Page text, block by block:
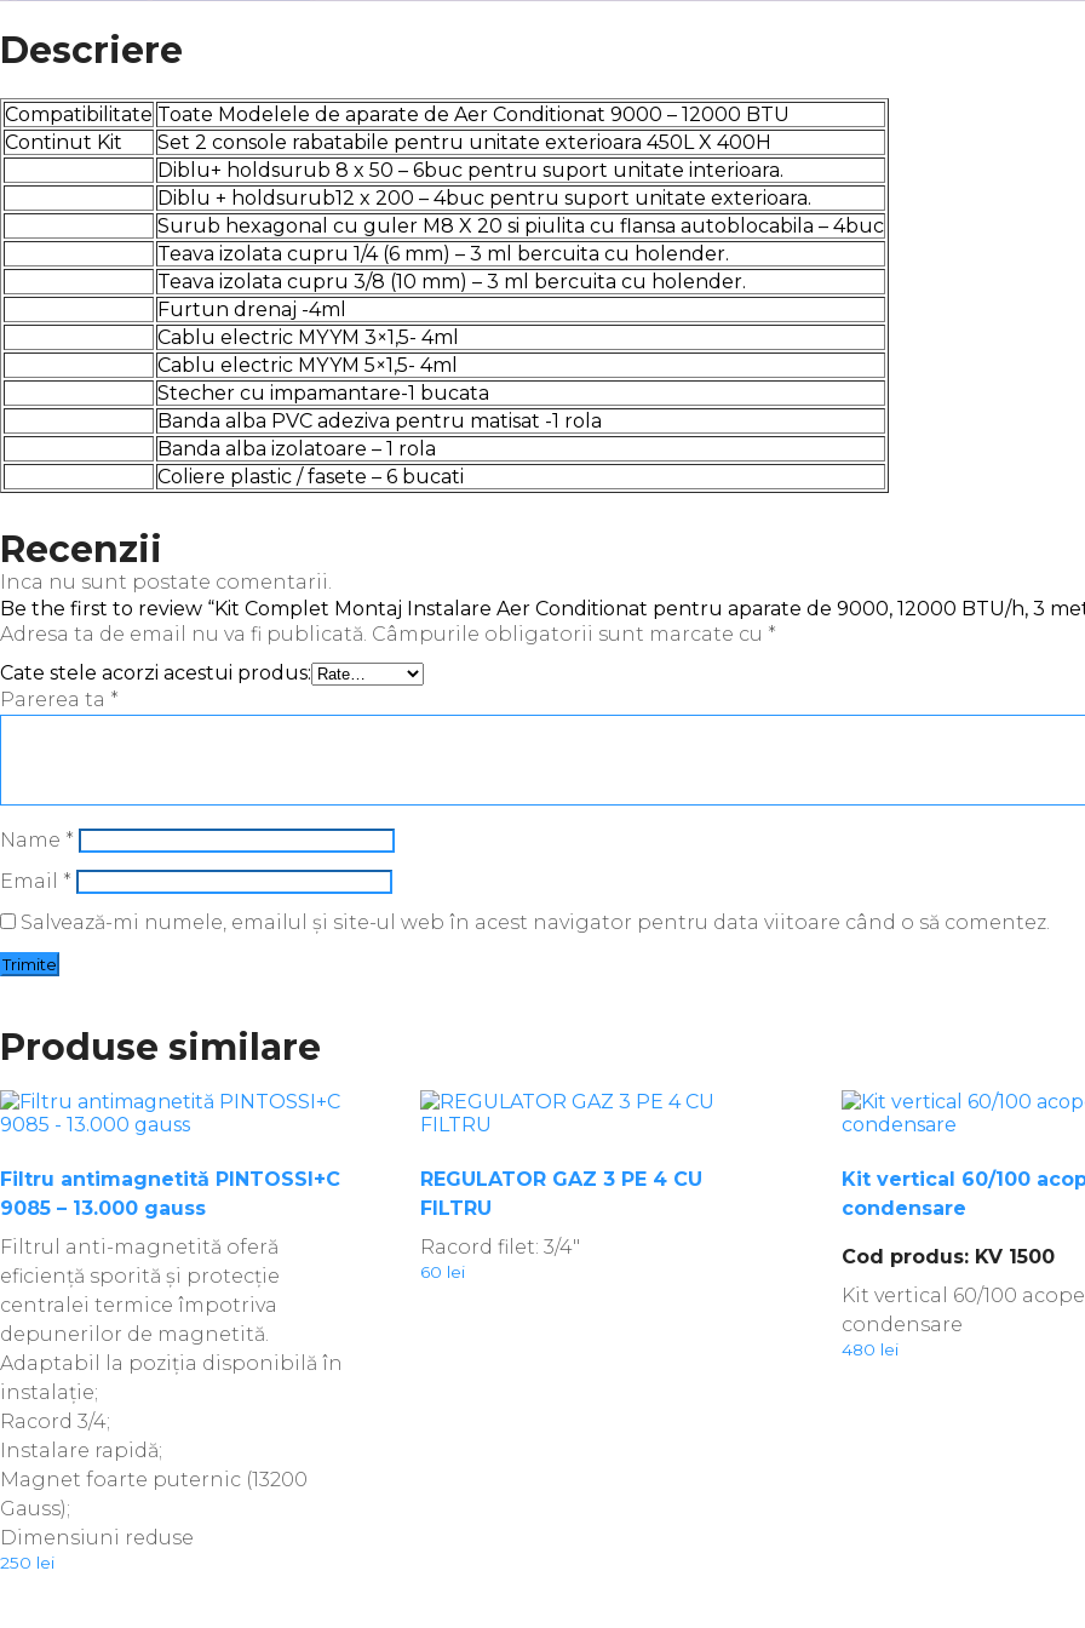
Descriere
Compatibilitate Toate Modelele de aparate de Aer Conditionat 9000 – 12000 BTU
Continut Kit
Set 2 console rabatabile pentru unitate exterioara 450L X 400H
Diblu+ holdsurub 8 x 50 – 6buc pentru suport unitate interioara.
Diblu + holdsurub12 x 200 – 4buc pentru suport unitate exterioara.
Surub hexagonal cu guler M8 X 20 si piulita cu flansa autoblocabila – 4buc
Teava izolata cupru 1/4 (6 mm) – 3 ml bercuita cu holender.
Teava izolata cupru 3/8 (10 mm) – 3 ml bercuita cu holender.
Furtun drenaj -4ml
Cablu electric MYYM 3×1,5- 4ml
Cablu electric MYYM 5×1,5- 4ml
Stecher cu impamantare-1 bucata
Banda alba PVC adeziva pentru matisat -1 rola
Banda alba izolatoare – 1 rola
Coliere plastic / fasete – 6 bucati
Recenzii
Inca nu sunt postate comentarii.
Be the first to review “Kit Complet Montaj Instalare Aer Conditionat pentru aparate de 9000, 12000 BTU/h, 3
Adresa ta de email nu va fi publicată. Câmpurile obligatorii sunt marcate cu *
Cate stele acorzi acestui produs:
Parerea ta *
Name *
Email *
Salvează-mi numele, emailul și site-ul web în acest navigator pentru data viitoare când o să comentez.
Produse similare
Filtru antimagnetită PINTOSSI+C
9085 – 13.000 gauss
Filtrul anti-magnetită oferă
eficiență sporită și protecție
centralei termice împotriva
depunerilor de magnetită.
Adaptabil la poziția disponibilă în
instalație;
Racord 3/4;
Instalare rapidă;
Magnet foarte puternic (13200
Gauss);
Dimensiuni reduse
250 lei
REGULATOR GAZ 3 PE 4 CU
FILTRU
Racord filet: 3/4″
60 lei
Kit vertical 60/100
condensare
Cod produs: KV 1500
Kit vertical 60/100
condensare
480 lei